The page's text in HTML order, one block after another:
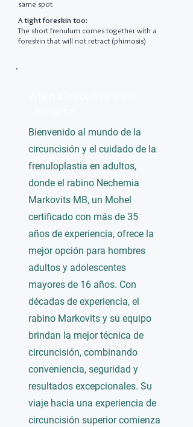
same spot
A tight foreskin too:
The short frenulum comes together with a
foreskin that will not retract (phimosis)
Bienvenido al mundo de la
circuncisión y el cuidado de la
frenuloplastia en adultos,
donde el rabino Nechemia
Markovits MB, un Mohel
certificado con más de 35
años de experiencia, ofrece la
mejor opción para hombres
adultos y adolescentes
mayores de 16 años. Con
décadas de experiencia, el
rabino Markovits y su equipo
brindan la mejor técnica de
circuncisión, combinando
conveniencia, seguridad y
resultados excepcionales. Su
viaje hacia una experiencia de
circuncisión superior comienza